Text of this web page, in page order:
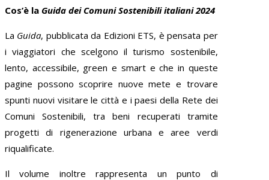
Cos’è la Guida dei Comuni Sostenibili italiani 2024
La Guida, pubblicata da Edizioni ETS, è pensata per
i viaggiatori che scelgono il turismo sostenibile,
lento, accessibile, green e smart e che in queste
pagine possono scoprire nuove mete e trovare
spunti nuovi visitare le città e i paesi della Rete dei
Comuni Sostenibili, tra beni recuperati tramite
progetti di rigenerazione urbana e aree verdi
riqualificate.
Il volume inoltre rappresenta un punto di